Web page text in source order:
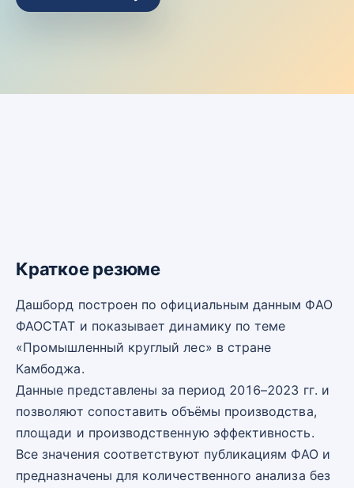
Краткое резюме
Дашборд построен по официальным данным ФАО
ФАОСТАТ и показывает динамику по теме
«Промышленный круглый лес» в стране
Камбоджа.
Данные представлены за период 2016–2023 гг. и
позволяют сопоставить объёмы производства,
площади и производственную эффективность.
Все значения соответствуют публикациям ФАО и
предназначены для количественного анализа без